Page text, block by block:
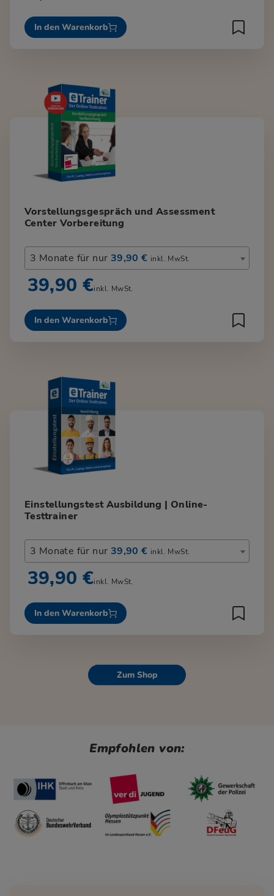
In den Warenkorb
Vorstellungsgespräch und Assessment
Center Vorbereitung
3 Monate für nur 39,90 € inkl. MwSt.
39,90 €inkl. MwSt.
In den Warenkorb
Einstellungstest Ausbildung | Online-
Testtrainer
3 Monate für nur 39,90 € inkl. MwSt.
39,90 €inkl. MwSt.
In den Warenkorb
Zum Shop
Empfohlen von: